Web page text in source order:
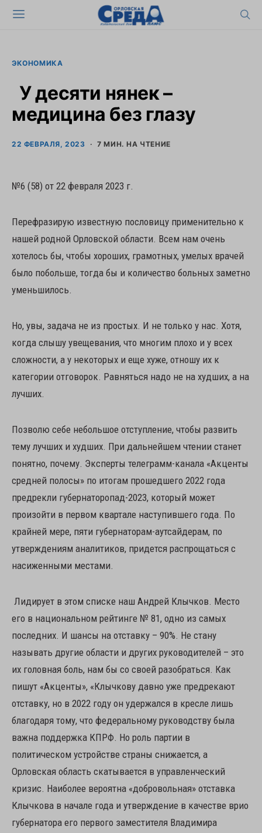
ЭКОНОМИКА
У десяти нянек –
медицина без глазу
22 ФЕВРАЛЯ, 2023 7 МИН. НА ЧТЕНИЕ
№6 (58) от 22 февраля 2023 г.
Перефразирую известную пословицу применительно к
нашей родной Орловской области. Всем нам очень
хотелось бы, чтобы хороших, грамотных, умелых врачей
было побольше, тогда бы и количество больных заметно
уменьшилось.
Но, увы, задача не из простых. И не только у нас. Хотя,
когда слышу увещевания, что многим плохо и у всех
сложности, а у некоторых и еще хуже, отношу их к
категории отговорок. Равняться надо не на худших, а на
лучших.
Позволю себе небольшое отступление, чтобы развить
тему лучших и худших. При дальнейшем чтении станет
понятно, почему. Эксперты телеграмм-канала «Акценты
средней полосы» по итогам прошедшего 2022 года
предрекли губернаторопад-2023, который может
произойти в первом квартале наступившего года. По
крайней мере, пяти губернаторам-аутсайдерам, по
утверждениям аналитиков, придется распрощаться с
насиженными местами.
Лидирует в этом списке наш Андрей Клычков. Место
его в национальном рейтинге № 81, одно из самых
последних. И шансы на отставку – 90%. Не стану
называть другие области и других руководителей – это
их головная боль, нам бы со своей разобраться. Как
пишут «Акценты», «Клычкову давно уже предрекают
отставку, но в 2022 году он удержался в кресле лишь
благодаря тому, что федеральному руководству была
важна поддержка КПРФ. Но роль партии в
политическом устройстве страны снижается, а
Орловская область скатывается в управленческий
кризис. Наиболее вероятна «добровольная» отставка
Клычкова в начале года и утверждение в качестве врио
губернатора его первого заместителя Владимира